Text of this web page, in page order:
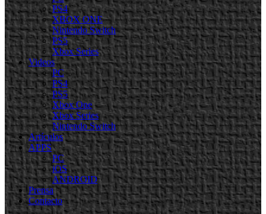
PS4
XBOX ONE
Nintendo Switch
PS5
Xbox Series
Videos
PC
PS4
PS5
Xbox One
Xbox Series
Nintendo Switch
Artículos
APPS
PC
iOS
ANDROID
Prensa
Contacto